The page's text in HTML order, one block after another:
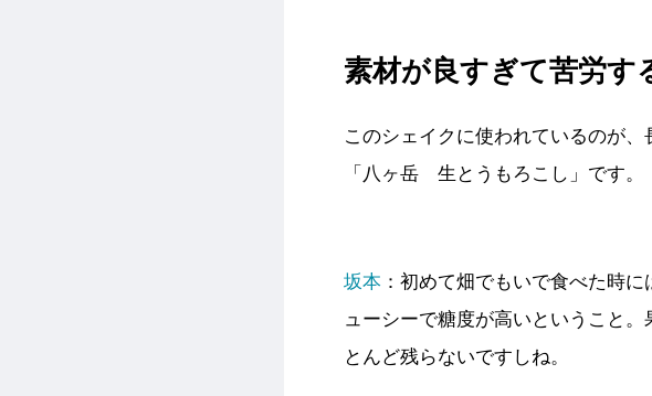
素材が良すぎて苦労す
このシェイクに使われているのが
「八ヶ岳 生とうもろこし」です。
坂本 ：初めて畑でもいで食べた時
ューシーで糖度が高いということ
とんど残らないですしね。